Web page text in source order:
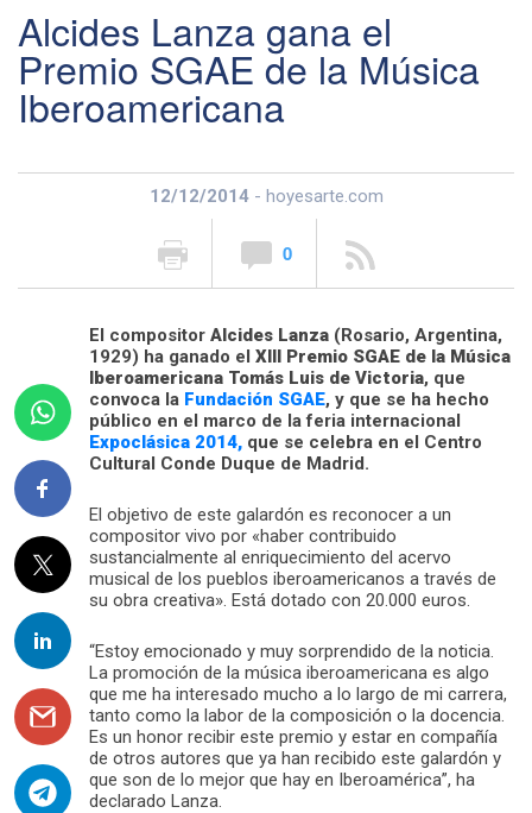
Alcides Lanza gana el
Premio SGAE de la Música
Iberoamericana
12/12/2014- hoyesarte.com
0
El compositor Alcides Lanza (Rosario, Argentina,
1929) ha ganado el XIII Premio SGAE de la Música
Iberoamericana Tomás Luis de Victoria, que
convoca la Fundación SGAE, y que se ha hecho
público en el marco de la feria internacional
Expoclásica 2014, que se celebra en el Centro
Cultural Conde Duque de Madrid.
El objetivo de este galardón es reconocer a un
compositor vivo por «haber contribuido
sustancialmente al enriquecimiento del acervo
musical de los pueblos iberoamericanos a través de
su obra creativa». Está dotado con 20.000 euros.
“Estoy emocionado y muy sorprendido de la noticia.
La promoción de la música iberoamericana es algo
que me ha interesado mucho a lo largo de mi carrera,
tanto como la labor de la composición o la docencia.
Es un honor recibir este premio y estar en compañía
de otros autores que ya han recibido este galardón y
que son de lo mejor que hay en Iberoamérica”, ha
declarado Lanza.